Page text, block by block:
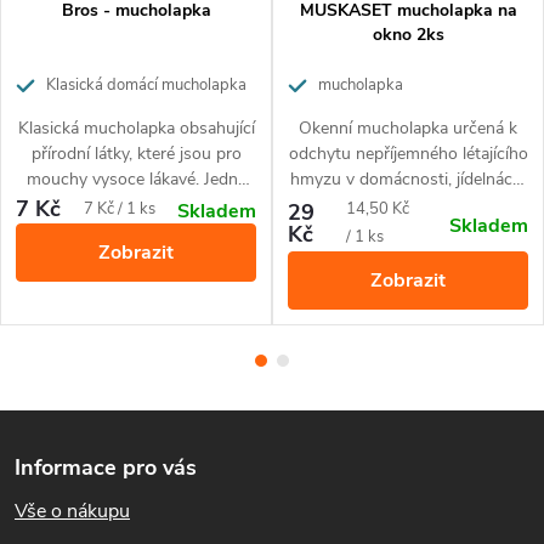
Uchopte červený provázek a pomalu mucholapku vytahujte
a zavěste ji do prostoru, kde se zdržují mouchy. Hustota
již není volné místo, lapač vyměňte za nový. Při umísťování
dávejte pozor, aby lepivá část nebyla v dosahu domácích
zvířat.
Složení
lepidlo je tvořeno přírodními složkami (pryskyřice, oleje a
Doba použitelnosti
Bros - mucholapka
Klasická domácí mucholapka
Klasická mucholapka obsahující
přírodní látky, které jsou pro
mouchy vysoce lákavé. Jedná
se o osvědčenou pomůcku k
lapání much a jiného létajícího
hmyzu přírodní cestou bez
použití chemie.
7 Kč
Měrná
7 Kč / 1 ks
Skladem
Zobrazit
MUSKASET mucholapka na
okno 2ks
mucholapka
Okenní mucholapka určená k
odchytu nepříjemného létajícího
hmyzu v domácnosti, jídelnách,
kancelářích a kuchyních.
29
Kč
Měrná
cena:
14,50 Kč
/ 1 ks
Skladem
Zobrazit
áInformace pro vás
Vše o nákupu